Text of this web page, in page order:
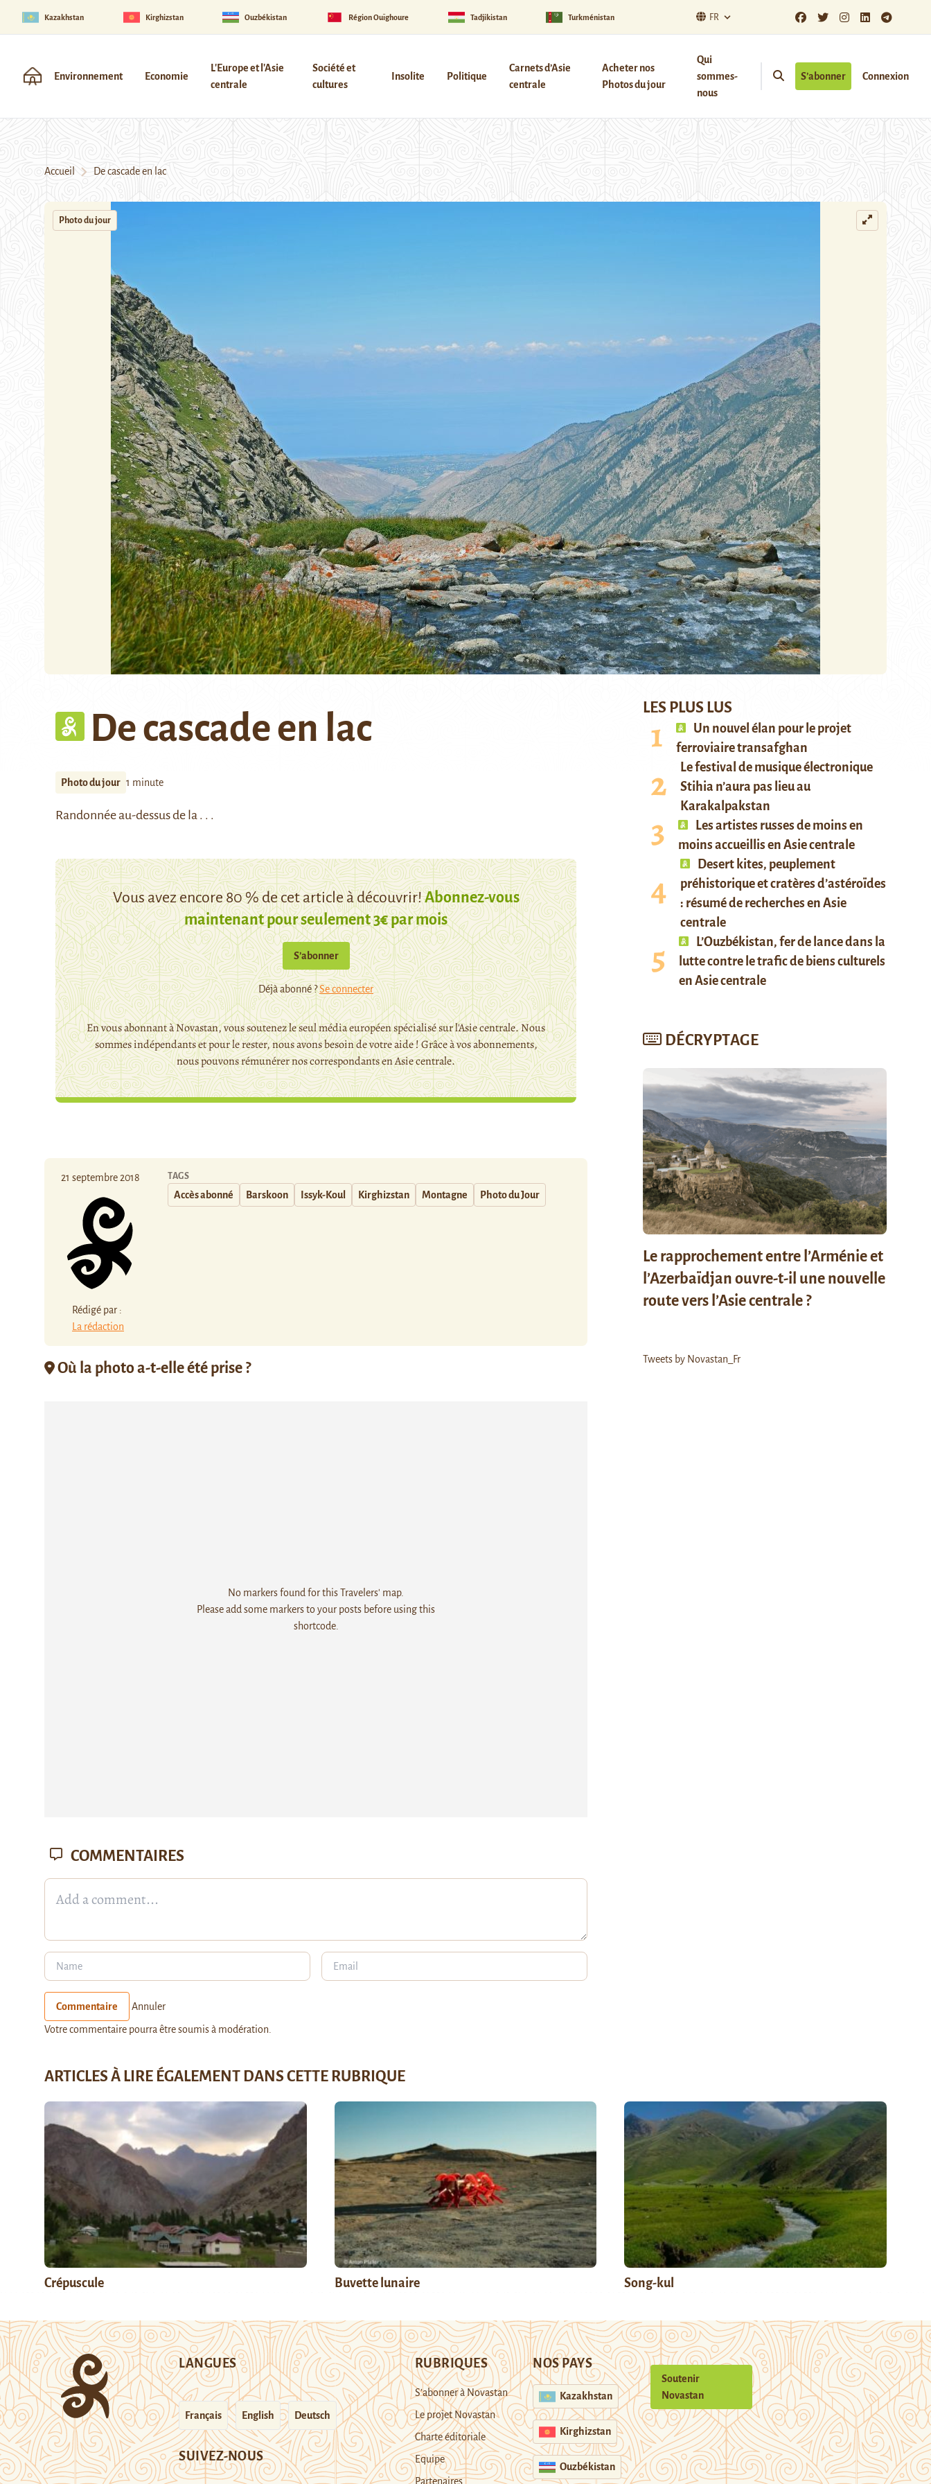
Kazakhstan Kirghizstan Ouzbékistan Région Ouïghoure Tadjikistan Turkménistan FR
Environnement Economie
L'Europe et l'Asie
centrale
Société et
cultures
Insolite Politique
Carnets d’Asie
centrale
Acheter nos
Photos du jour
Qui
sommes-
nous
S’abonner Connexion
Accueil De cascade en lac
Photo du jour
De cascade en lac
Photo du jour 1 minute
Randonnée au-dessus de la . . .
Vous avez encore 80 % de cet article à découvrir!Abonnez-vous
maintenant pour seulement 3€ par mois
S’abonner
Déjà abonné ?Se connecter
En vous abonnant à Novastan, vous soutenez le seul média européen spécialisé sur l'Asie centrale. Nous
sommes indépendants et pour le rester, nous avons besoin de votre aide ! Grâce à vos abonnements,
nous pouvons rémunérer nos correspondants en Asie centrale.
21 septembre 2018
Rédigé par :
La rédaction
TAGS
Accès abonné Barskoon Issyk-Koul Kirghizstan Montagne Photo du Jour
Où la photo a-t-elle été prise ?
No markers found for this Travelers' map.
Please add some markers to your posts before using this
shortcode.
LES PLUS LUS
Un nouvel élan pour le projet
ferroviaire transafghan
Le festival de musique électronique
Stihia n’aura pas lieu au
Karakalpakstan
Les artistes russes de moins en
moins accueillis en Asie centrale
Desert kites, peuplement
préhistorique et cratères d’astéroïdes
: résumé de recherches en Asie
centrale
L’Ouzbékistan, fer de lance dans la
lutte contre le trafic de biens culturels
en Asie centrale
DÉCRYPTAGE
Le rapprochement entre l’Arménie et
l’Azerbaïdjan ouvre-t-il une nouvelle
route vers l’Asie centrale ?
Tweets by Novastan_Fr
COMMENTAIRES
Commentaire Annuler
Votre commentaire pourra être soumis à modération.
ARTICLES À LIRE ÉGALEMENT DANS CETTE RUBRIQUE
Crépuscule Buvette lunaire Song-kul
LANGUES
Français English Deutsch
SUIVEZ-NOUS
RUBRIQUES
S’abonner à Novastan
Le projet Novastan
Charte éditoriale
Equipe
Partenaires
NOS PAYS
Kazakhstan
Kirghizstan
Ouzbékistan
Soutenir
Novastan